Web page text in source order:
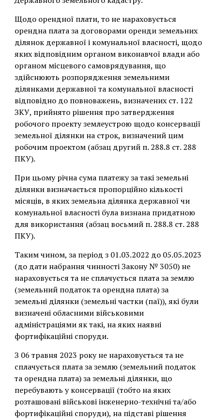
Щодо орендної плати, то не нараховується
орендна плата за договорами оренди земельних
ділянок державної і комунальної власності, щодо
яких відповідним органом виконавчої влади або
органом місцевого самоврядування, що
здійснюють розпорядження земельними
ділянками державної та комунальної власності
відповідно до повноважень, визначених ст. 122
ЗКУ, прийнято рішення про затвердження
робочого проекту землеустрою щодо консервації
земельної ділянки на строк, визначений цим
робочим проектом (абзац другий п. 288.8 ст. 288
ПКУ).
При цьому річна сума платежу за такі земельні
ділянки визначається пропорційно кількості
місяців, в яких земельна ділянка державної чи
комунальної власності була визнана придатною
для використання (абзац восьмий п. 288.8 ст. 288
ПКУ).
Таким чином, за період з 01.03.2022 до 05.05.2023
(до дати набрання чинності Закону № 3050) не
нараховується та не сплачується плата за землю
(земельний податок та орендна плата) за
земельні ділянки (земельні частки (паї)), які були
визначені обласними військовими
адміністраціями як такі, на яких наявні
фортифікаційні споруди.
З 06 травня 2023 року не нараховується та не
сплачується плата за землю (земельний податок
та орендна плата) за земельні ділянки, що
перебувають у консервації (тобто на яких
розташовані військові інженерно-технічні та/або
фортифікаційні споруди), на підставі рішення